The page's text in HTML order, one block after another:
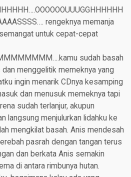
rengeknya memanja
untuk cepat-cepat
sudah basah
dan menggelitik memeknya yang
ingin menarik CDnya kesamping
dan menusuk memeknya tapi
sudah terlanjur, akupun
langsung menjulurkan lidahku ke
mengkilat basah. Anis mendesah
pasrah dengan tangan terus
dan berkata Anis semakin
di antara rimbunya hutan.